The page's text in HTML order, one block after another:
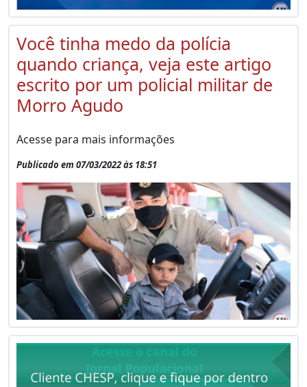
Você tinha medo da polícia
quando criança, veja este artigo
escrito por um policial militar de
Morro Agudo
Acesse para mais informações
Publicado em 07/03/2022 às 18:51